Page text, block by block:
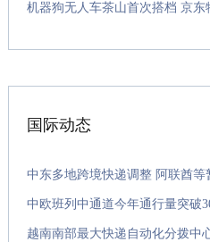
机器狗无人车茶山首次搭档 京
国际动态
中东多地跨境快递调整 阿联酋等
中欧班列中通道今年通行量突破
越南南部最大快递自动化分拨中